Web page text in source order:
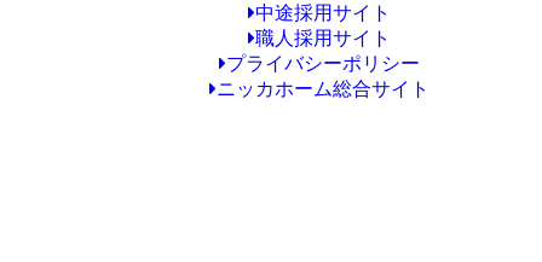
中途採用サイト
職人採用サイト
プライバシーポリシー
ニッカホーム総合サイト